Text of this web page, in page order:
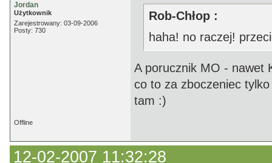
Jordan
Użytkownik
Zarejestrowany: 03-09-2006
Posty: 730
Rob-Chłop :
haha! no raczej!
A porucznik MO - nawet
co to za zboczeniec
tam :)
Offline
12-02-2007 11:32:28